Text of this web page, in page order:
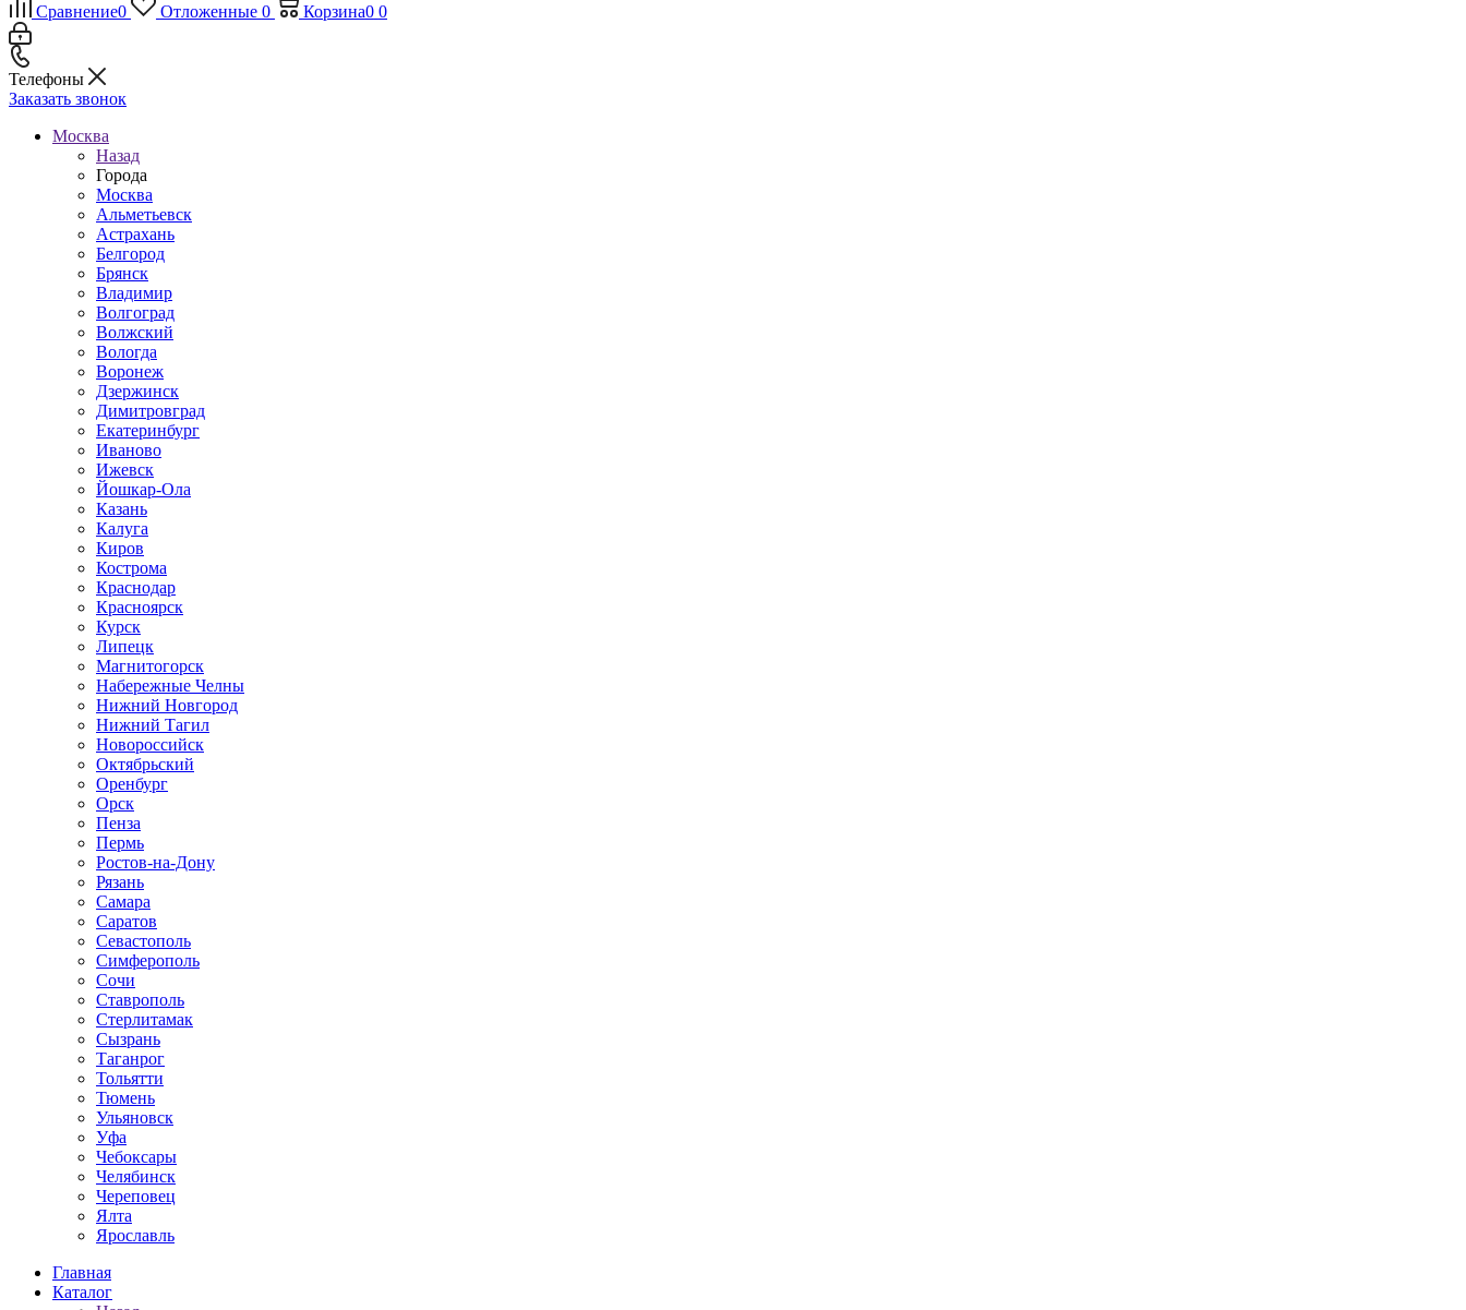
Сравнение0 Отложенные 0 Корзина0 0
Телефоны
Заказать звонок
Москва
Назад
Города
Москва
Альметьевск
Астрахань
Белгород
Брянск
Владимир
Волгоград
Волжский
Вологда
Воронеж
Дзержинск
Димитровград
Екатеринбург
Иваново
Ижевск
Йошкар-Ола
Казань
Калуга
Киров
Кострома
Краснодар
Красноярск
Курск
Липецк
Магнитогорск
Набережные Челны
Нижний Новгород
Нижний Тагил
Новороссийск
Октябрьский
Оренбург
Орск
Пенза
Пермь
Ростов-на-Дону
Рязань
Самара
Саратов
Севастополь
Симферополь
Сочи
Ставрополь
Стерлитамак
Сызрань
Таганрог
Тольятти
Тюмень
Ульяновск
Уфа
Чебоксары
Челябинск
Череповец
Ялта
Ярославль
Главная
Каталог